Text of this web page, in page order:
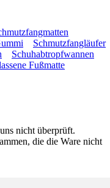
Schmutzfangläufer
Schuhabtropfwannen
Fußmatte
nicht überprüft.
die die Ware nicht